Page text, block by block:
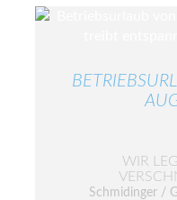
WIR
Schmidinger /